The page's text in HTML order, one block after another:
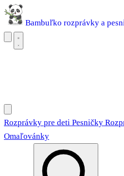
Bambuľko rozprávky a
Rozprávky pre deti Pesničky
Omaľovánky